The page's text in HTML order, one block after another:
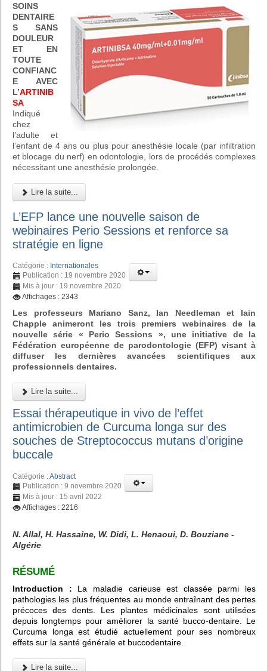
SOINS
DENTAIRE
S SANS
DOULEUR
ET EN
TOUTE
CONFIANC
E AVEC
L’ARTINIB
SA
Indiqué
chez
l’adulte et
l’enfant de 4 ans ou plus pour anesthésie locale (par infiltration
et blocage du nerf) en odontologie, lors de procédés complexes
nécessitant une anesthésie prolongée.
Lire la suite...
L’EFP lance une nouvelle saison de
webinaires Perio Sessions et renforce sa
stratégie en ligne
Catégorie : Internationales
Publication : 19 novembre 2020
Mis à jour : 19 novembre 2020
Affichages : 2343
Les professeurs Mariano Sanz, Ian Needleman et Iain
Chapple animeront les trois premiers webinaires de la
nouvelle série « Perio Sessions », une initiative de la
Fédération européenne de parodontologie (EFP) visant à
diffuser les dernières avancées scientifiques aux
professionnels dentaires.
Lire la suite...
Essai thérapeutique in vivo de l’effet
antimicrobien de Curcuma longa sur des
souches de Streptococcus mutans d’origine
buccale
Catégorie :Abstract
Publication : 9 novembre 2020
Mis à jour : 15 avril 2022
Affichages : 2216
N. Allal, H. Hassaine, W. Didi, L. Henaoui, D. Bouziane -
Algérie
RÉSUMÉ
Introduction : La maladie carieuse est classée parmi les
pathologies les plus fréquentes au monde entraînant des pertes
précoces des dents. Les plantes médicinales sont utilisées
depuis longtemps pour améliorer la santé bucco-dentaire. Le
Curcuma longa est étudié actuellement pour ses nombreux
effets sur la santé générale et buccodentaire.
Lire la suite...